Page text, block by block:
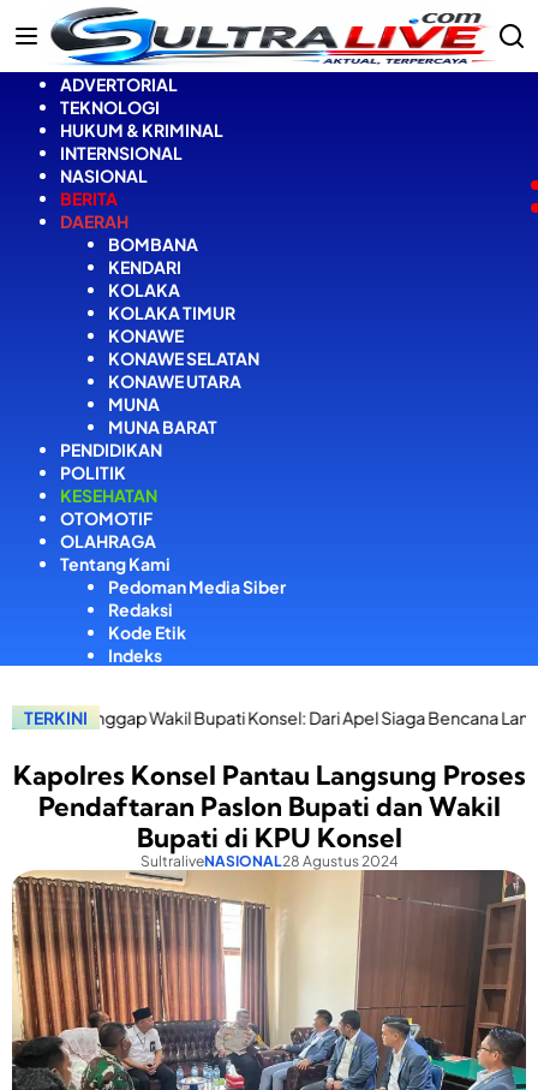
Langsung
ke
ADVERTORIAL
TEKNOLOGI
HUKUM & KRIMINAL
INTERNSIONAL
NASIONAL
BERITA
DAERAH
BOMBANA
KENDARI
KOLAKA
KOLAKA TIMUR
KONAWE
KONAWE SELATAN
KONAWE UTARA
MUNA
MUNA BARAT
PENDIDIKAN
POLITIK
KESEHATAN
OTOMOTIF
OLAHRAGA
Tentang Kami
Pedoman Media Siber
Redaksi
Kode Etik
Indeks
TERKINI
Wakil Bupati Konsel: Dari Apel Siaga Bencana Langsung Salurkan
Kapolres Konsel Pantau Langsung Proses
Pendaftaran Paslon Bupati dan Wakil
Bupati di KPU Konsel
SultraliveNASIONAL28 Agustus 2024